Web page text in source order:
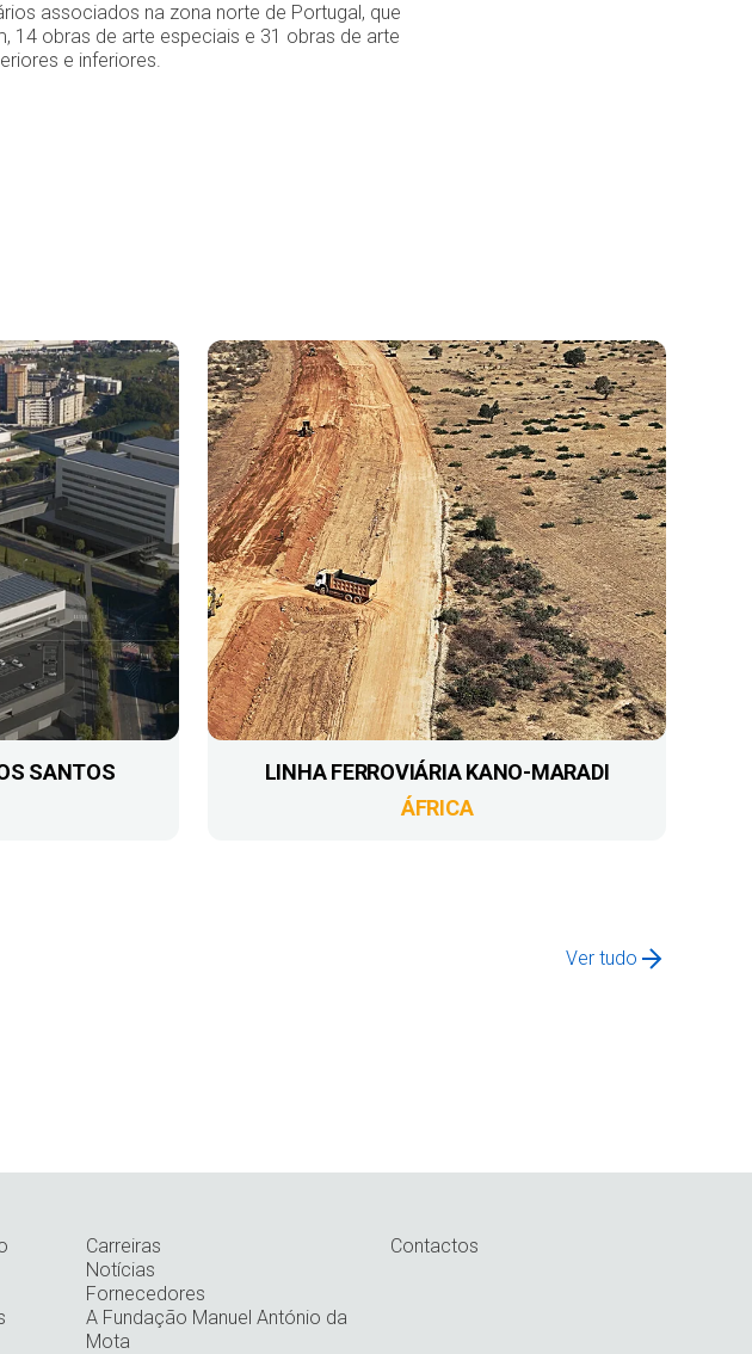
associados na zona norte de Portugal, que
14 obras de arte especiais e 31 obras de arte
e inferiores.
SANTOS
LINHA FERROVIÁRIA KANO-MARADI
ÁFRICA
Ver tudo
Carreiras
Notícias
Fornecedores
A Fundação Manuel António da
Mota
Contactos